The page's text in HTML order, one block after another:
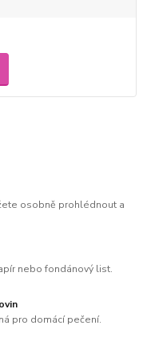
osobně prohlédnout a
nebo fondánový list.
pro domácí pečení.